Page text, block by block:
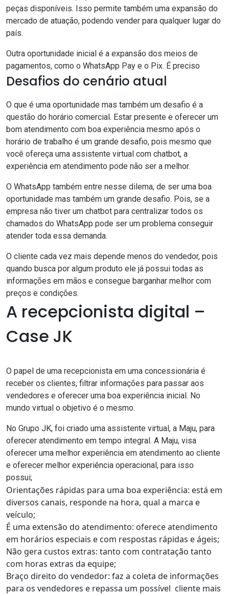
peças disponíveis. Isso permite também uma expansão do
mercado de atuação, podendo vender para qualquer lugar do
país.
Outra oportunidade inicial é a expansão dos meios de
pagamentos, como o WhatsApp Pay e o Pix. É preciso
Desafios do cenário atual
O que é uma oportunidade mas também um desafio é a
questão do horário comercial. Estar presente e oferecer um
bom atendimento com boa experiência mesmo após o
horário de trabalho é um grande desafio, pois mesmo que
você ofereça uma assistente virtual com chatbot, a
experiência em atendimento pode não ser a melhor.
O WhatsApp também entre nesse dilema, de ser uma boa
oportunidade mas também um grande desafio. Pois, se a
empresa não tiver um chatbot para centralizar todos os
chamados do WhatsApp pode ser um problema conseguir
atender toda essa demanda.
O cliente cada vez mais depende menos do vendedor, pois
quando busca por algum produto ele já possui todas as
informações em mãos e consegue barganhar melhor com
preços e condições.
A recepcionista digital –
Case JK
O papel de uma recepcionista em uma concessionária é
receber os clientes, filtrar informações para passar aos
vendedores e oferecer uma boa experiência inicial. No
mundo virtual o objetivo é o mesmo.
No Grupo JK, foi criado uma assistente virtual, a Maju, para
oferecer atendimento em tempo integral. A Maju, visa
oferecer uma melhor experiência em atendimento ao cliente
e oferecer melhor experiência operacional, para isso
possui;
Orientações rápidas para uma boa experiência: está em
diversos canais, responde na hora, qual a marca e
veículo;
É uma extensão do atendimento: oferece atendimento
em horários especiais e com respostas rápidas e ágeis;
Não gera custos extras: tanto com contratação tanto
com horas extras da equipe;
Braço direito do vendedor: faz a coleta de informações
para os vendedores e repassa um possível cliente mais